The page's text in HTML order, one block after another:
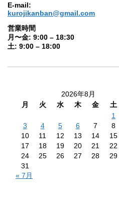
E-mail:
kurojikanban@gmail.com
営業時間
月〜金: 9:00 – 18:30
土: 9:00 – 18:00
2026年8月
月
火 水 木 金 土
1
3
4 5 6 7 8
10
11 12 13 14 15
17
18 19 20 21 22
24
25 26 27 28 29
31
« 7月